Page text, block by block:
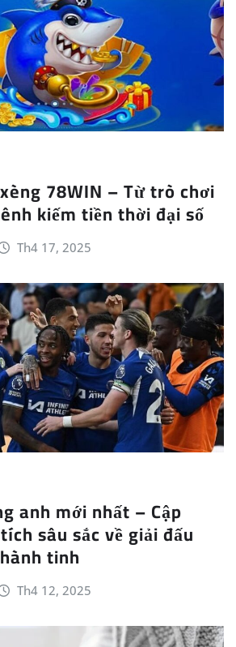
78WIN – Từ trò chơi
kiếm tiền thời đại số
Th4 17, 2025
anh mới nhất – Cập
sâu sắc về giải đấu
tinh
Th4 12, 2025